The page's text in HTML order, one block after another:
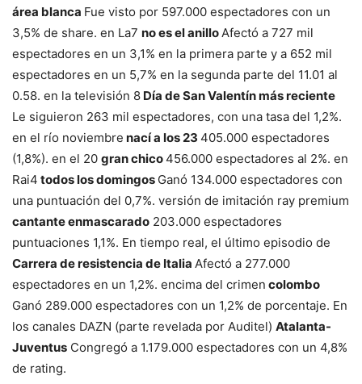
área blanca Fue visto por 597.000 espectadores con un
3,5% de share. en La7 no es el anilloAfectó a 727 mil
espectadores en un 3,1% en la primera parte y a 652 mil
espectadores en un 5,7% en la segunda parte del 11.01 al
0.58. en la televisión 8 Día de San Valentín más reciente
Le siguieron 263 mil espectadores, con una tasa del 1,2%.
en el río noviembre nací a los 23 405.000 espectadores
(1,8%). en el 20 gran chico456.000 espectadores al 2%. en
Rai4 todos los domingos Ganó 134.000 espectadores con
una puntuación del 0,7%. versión de imitación ray premium
cantante enmascarado 203.000 espectadores
puntuaciones 1,1%. En tiempo real, el último episodio de
Carrera de resistencia de Italia Afectó a 277.000
espectadores en un 1,2%. encima del crimen colombo
Ganó 289.000 espectadores con un 1,2% de porcentaje. En
los canales DAZN (parte revelada por Auditel) Atalanta-
Juventus Congregó a 1.179.000 espectadores con un 4,8%
de rating.